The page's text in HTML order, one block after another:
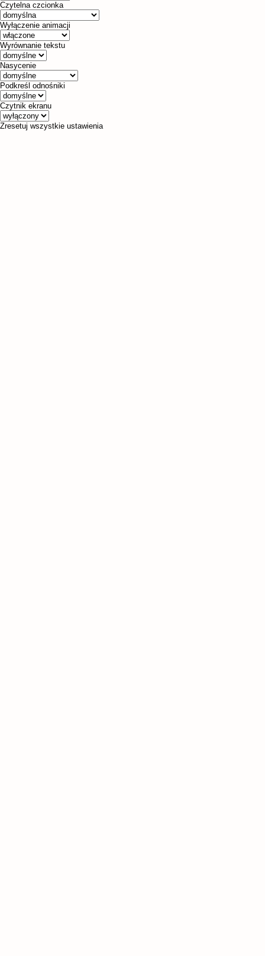
Czytelna czcionka
Wyłączenie animacji
Wyrównanie tekstu
Nasycenie
Podkreśl odnośniki
Czytnik ekranu
Zresetuj wszystkie ustawienia